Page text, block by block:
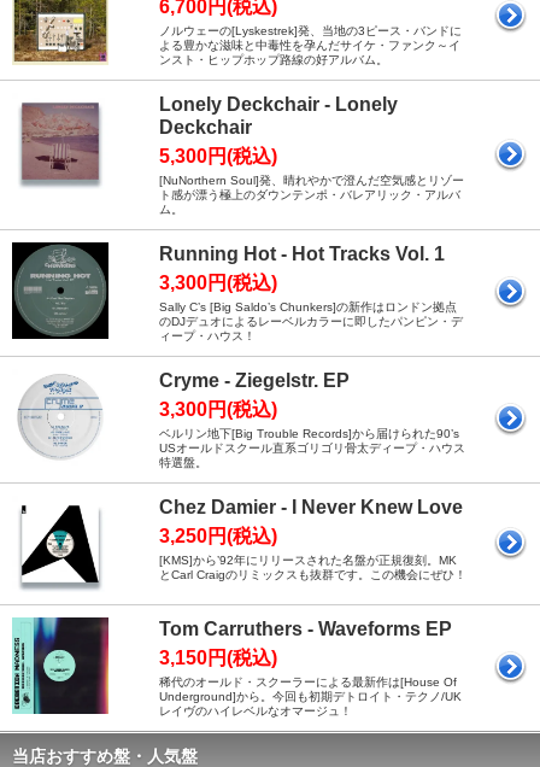
6,700円(税込)
ノルウェーの[Lyskestrek]発、当地の3ピース・バンドに
よる豊かな滋味と中毒性を孕んだサイケ・ファンク～イ
ンスト・ヒップホップ路線の好アルバム。
Lonely Deckchair - Lonely
Deckchair
5,300円(税込)
[NuNorthern Soul]発、晴れやかで澄んだ空気感とリゾー
ト感が漂う極上のダウンテンポ・バレアリック・アルバ
ム。
Running Hot - Hot Tracks Vol. 1
3,300円(税込)
Sally C’s [Big Saldo’s Chunkers]の新作はロンドン拠点
のDJデュオによるレーベルカラーに即したパンピン・デ
ィープ・ハウス！
Cryme - Ziegelstr. EP
3,300円(税込)
ベルリン地下[Big Trouble Records]から届けられた90’s
USオールドスクール直系ゴリゴリ骨太ディープ・ハウス
特選盤。
Chez Damier - I Never Knew Love
3,250円(税込)
[KMS]から’92年にリリースされた名盤が正規復刻。MK
とCarl Craigのリミックスも抜群です。この機会にぜひ！
Tom Carruthers - Waveforms EP
3,150円(税込)
稀代のオールド・スクーラーによる最新作は[House Of
Underground]から。今回も初期デトロイト・テクノ/UK
レイヴのハイレベルなオマージュ！
当店おすすめ盤・人気盤